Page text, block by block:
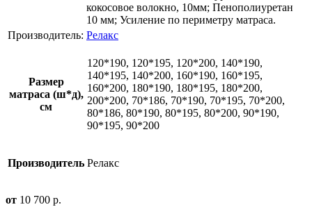
кокосовое волокно, 10мм; Пенополиуретан
10 мм; Усиление по периметру матраса.
Производитель: Релакс
Размер
матраса (ш*д),
см
120*190, 120*195, 120*200, 140*190,
140*195, 140*200, 160*190, 160*195,
160*200, 180*190, 180*195, 180*200,
200*200, 70*186, 70*190, 70*195, 70*200,
80*186, 80*190, 80*195, 80*200, 90*190,
90*195, 90*200
Производитель Релакс
от 10 700 р.